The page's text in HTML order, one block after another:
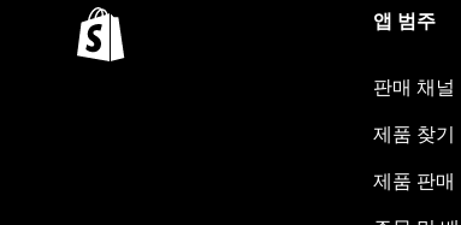
앱 범주
판매 채널
제품 찾기
제품 판매